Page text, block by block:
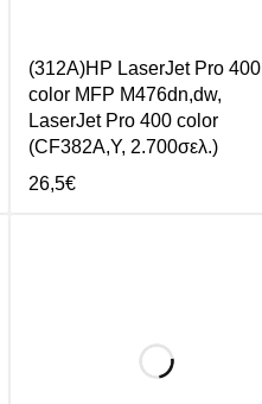
(312A)HP LaserJet Pro 400
color MFP M476dn,dw,
LaserJet Pro 400 color
(CF382A,Y, 2.700σελ.)
26,5€